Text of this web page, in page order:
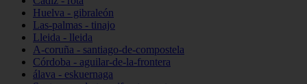
Huelva - gibraleón
Las-palmas - tinajo
Lleida - lleida
A-coruña - santiago-de-compostela
Córdoba - aguilar-de-la-frontera
álava - eskuernaga